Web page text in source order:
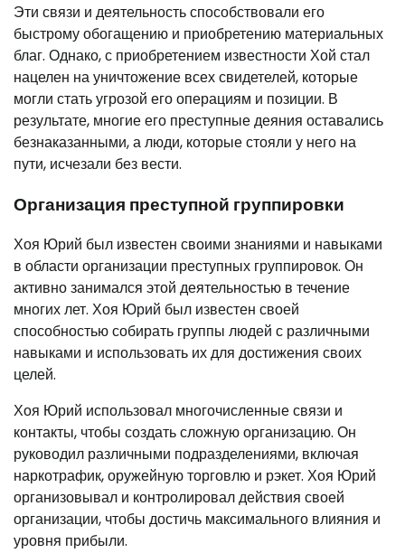
Эти связи и деятельность способствовали его
быстрому обогащению и приобретению материальных
благ. Однако, с приобретением известности Хой стал
нацелен на уничтожение всех свидетелей, которые
могли стать угрозой его операциям и позиции. В
результате, многие его преступные деяния оставались
безнаказанными, а люди, которые стояли у него на
пути, исчезали без вести.
Организация преступной группировки
Хоя Юрий был известен своими знаниями и навыками
в области организации преступных группировок. Он
активно занимался этой деятельностью в течение
многих лет. Хоя Юрий был известен своей
способностью собирать группы людей с различными
навыками и использовать их для достижения своих
целей.
Хоя Юрий использовал многочисленные связи и
контакты, чтобы создать сложную организацию. Он
руководил различными подразделениями, включая
наркотрафик, оружейную торговлю и рэкет. Хоя Юрий
организовывал и контролировал действия своей
организации, чтобы достичь максимального влияния и
уровня прибыли.